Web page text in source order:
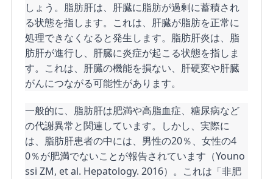
しょう。脂肪肝は、肝臓に脂肪が過剰に蓄積され
る状態を指します。これは、肝臓が脂肪を正常に
処理できなくなると発生します。脂肪肝炎は、脂
肪肝が進行し、肝臓に炎症が起こる状態を指しま
す。これは、肝臓の機能を損ない、肝硬変や肝臓
がんにつながる可能性があります。
一般的に、脂肪肝は肥満や高脂血症、糖尿病など
の代謝異常と関連しています。しかし、実際に
は、脂肪肝患者の中には、男性の20％、女性の4
0％が肥満でないことが報告されています（Youno
ssi ZM, et al. Hepatology. 2016）。これは「非肥